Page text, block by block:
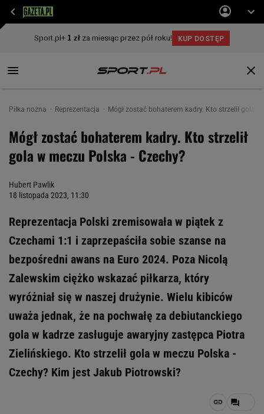
Piłka nożna Reprezentacja Mógł zostać bohaterem kadry. Kto strzelił gola
Mógł zostać bohaterem kadry. Kto strzelił
gola w meczu Polska - Czechy?
Hubert Pawlik
18 listopada 2023, 11:30
Reprezentacja Polski zremisowała w piątek z
Czechami 1:1 i zaprzepaściła sobie szanse na
bezpośredni awans na Euro 2024. Poza Nicolą
Zalewskim ciężko wskazać piłkarza, który
wyróżniał się w naszej drużynie. Wielu kibiców
uważa jednak, że na pochwałę za debiutanckiego
gola w kadrze zasługuje awaryjny zastępca Piotra
Zielińskiego. Kto strzelił gola w meczu Polska -
Czechy? Kim jest Jakub Piotrowski?